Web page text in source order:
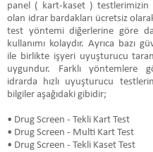
panel ( kart-kaset ) testlerimizin
olan idrar bardakları ücretsiz
test yöntemi diğerlerine göre
kullanımı kolaydır. Ayrıca bazı
ile birlikte işyeri uyuşturucu
uygundur. Farklı yöntemlere
idrarda hızlı uyuşturucu
bilgiler aşağıdaki gibidir;
• Drug Screen - Tekli Kart Test
• Drug Screen - Multi Kart Test
• Drug Screen - Tekli Kaset Test